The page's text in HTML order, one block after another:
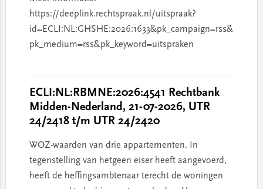
https://deeplink.rechtspraak.nl/uitspraak?
id=ECLI:NL:GHSHE:2026:1633&pk_campaign=rss&
pk_medium=rss&pk_keyword=uitspraken
ECLI:NL:RBMNE:2026:4541 Rechtbank
Midden-Nederland, 21-07-2026, UTR
24/2418 t/m UTR 24/2420
WOZ-waarden van drie appartementen. In
tegenstelling van hetgeen eiser heeft aangevoerd,
heeft de heffingsambtenaar terecht de woningen